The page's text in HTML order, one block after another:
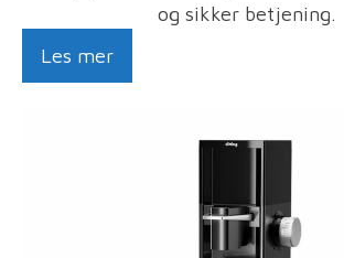
og sikker betjening.
Les mer